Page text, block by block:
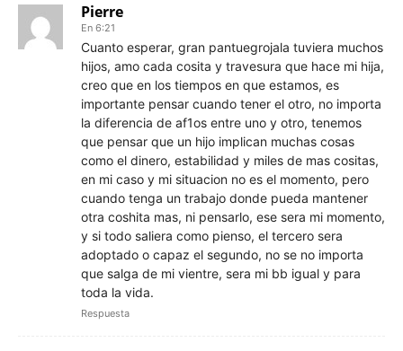
Pierre
En 6:21
Cuanto esperar, gran pantuegrojala tuviera muchos
hijos, amo cada cosita y travesura que hace mi hija,
creo que en los tiempos en que estamos, es
importante pensar cuando tener el otro, no importa
la diferencia de af1os entre uno y otro, tenemos
que pensar que un hijo implican muchas cosas
como el dinero, estabilidad y miles de mas cositas,
en mi caso y mi situacion no es el momento, pero
cuando tenga un trabajo donde pueda mantener
otra coshita mas, ni pensarlo, ese sera mi momento,
y si todo saliera como pienso, el tercero sera
adoptado o capaz el segundo, no se no importa
que salga de mi vientre, sera mi bb igual y para
toda la vida.
Respuesta